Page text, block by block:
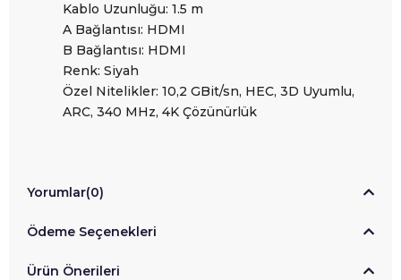
Kablo Uzunluğu: 1.5 m
A Bağlantısı: HDMI
B Bağlantısı: HDMI
Renk: Siyah
Özel Nitelikler: 10,2 GBit/sn, HEC, 3D Uyumlu,
ARC, 340 MHz, 4K Çözünürlük
Yorumlar(0)
Ödeme Seçenekleri
Ürün Önerileri